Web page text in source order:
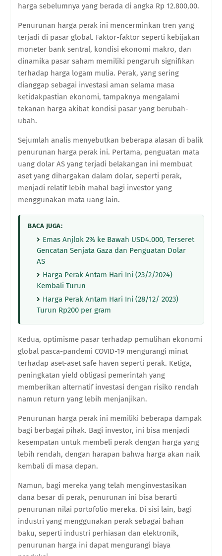
harga sebelumnya yang berada di angka Rp 12.800,00.
Penurunan harga perak ini mencerminkan tren yang
terjadi di pasar global. Faktor-faktor seperti kebijakan
moneter bank sentral, kondisi ekonomi makro, dan
dinamika pasar saham memiliki pengaruh signifikan
terhadap harga logam mulia. Perak, yang sering
dianggap sebagai investasi aman selama masa
ketidakpastian ekonomi, tampaknya mengalami
tekanan harga akibat kondisi pasar yang berubah-
ubah.
Sejumlah analis menyebutkan beberapa alasan di balik
penurunan harga perak ini. Pertama, penguatan mata
uang dolar AS yang terjadi belakangan ini membuat
aset yang dihargakan dalam dolar, seperti perak,
menjadi relatif lebih mahal bagi investor yang
menggunakan mata uang lain.
BACA JUGA:
Emas Anjlok 2% ke Bawah USD4.000, Terseret
Gencatan Senjata Gaza dan Penguatan Dolar
AS
Harga Perak Antam Hari Ini (23/2/2024)
Kembali Turun
Harga Perak Antam Hari Ini (28/12/ 2023)
Turun Rp200 per gram
Kedua, optimisme pasar terhadap pemulihan ekonomi
global pasca-pandemi COVID-19 mengurangi minat
terhadap aset-aset safe haven seperti perak. Ketiga,
peningkatan yield obligasi pemerintah yang
memberikan alternatif investasi dengan risiko rendah
namun return yang lebih menjanjikan.
Penurunan harga perak ini memiliki beberapa dampak
bagi berbagai pihak. Bagi investor, ini bisa menjadi
kesempatan untuk membeli perak dengan harga yang
lebih rendah, dengan harapan bahwa harga akan naik
kembali di masa depan.
Namun, bagi mereka yang telah menginvestasikan
dana besar di perak, penurunan ini bisa berarti
penurunan nilai portofolio mereka. Di sisi lain, bagi
industri yang menggunakan perak sebagai bahan
baku, seperti industri perhiasan dan elektronik,
penurunan harga ini dapat mengurangi biaya